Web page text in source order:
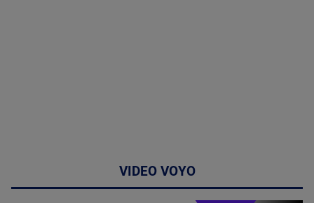
VIDEO VOYO